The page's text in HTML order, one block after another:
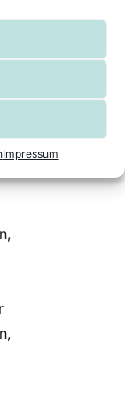
Impressum